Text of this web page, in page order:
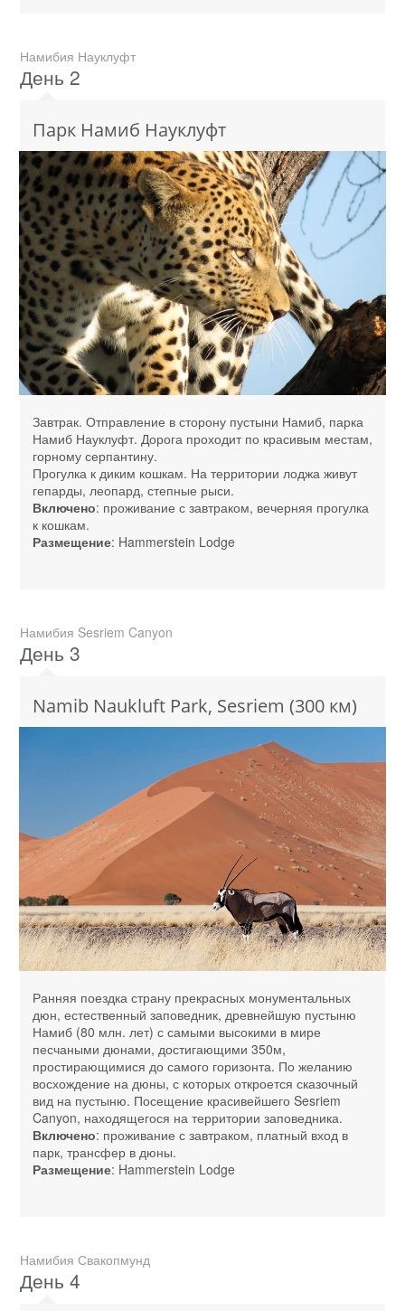
Намибия Науклуфт
День 2
Парк Намиб Науклуфт
Завтрак. Отправление в сторону пустыни Намиб, парка
Намиб Науклуфт. Дорога проходит по красивым местам,
горному серпантину.
Прогулка к диким кошкам. На территории лоджа живут
гепарды, леопард, степные рыси.
Включено: проживание с завтраком, вечерняя прогулка
к кошкам.
Размещение: Hammerstein Lodge
Намибия Sesriem Canyon
День 3
Namib Naukluft Park, Sesriem (300 км)
Ранняя поездка страну прекрасных монументальных
дюн, естественный заповедник, древнейшую пустыню
Намиб (80 млн. лет) с самыми высокими в мире
песчаными дюнами, достигающими 350м,
простирающимися до самого горизонта. По желанию
восхождение на дюны, с которых откроется сказочный
вид на пустыню. Посещение красивейшего Sesriem
Canyon, находящегося на территории заповедника.
Включено: проживание с завтраком, платный вход в
парк, трансфер в дюны.
Размещение: Hammerstein Lodge
Намибия Свакопмунд
День 4